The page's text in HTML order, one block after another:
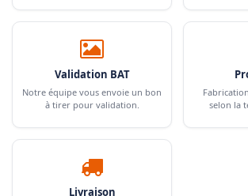
Validation BAT
Notre équipe vous envoie un bon
à tirer pour validation.
selon la
Livraison